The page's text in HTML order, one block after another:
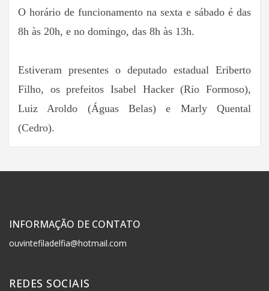
O horário de funcionamento na sexta e sábado é das
8h às 20h, e no domingo, das 8h às 13h.
Estiveram presentes o deputado estadual Eriberto
Filho, os prefeitos Isabel Hacker (Rio Formoso),
Luiz Aroldo (Águas Belas) e Marly Quental
(Cedro).
INFORMAÇÃO DE CONTATO
ouvintefiladelfia@hotmail.com
REDES SOCIAIS